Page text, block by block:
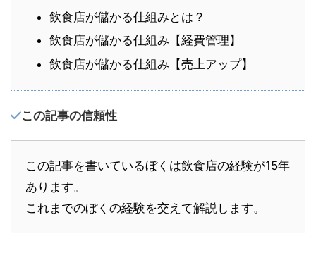
飲食店が儲かる仕組みとは？
飲食店が儲かる仕組み【経費管理】
飲食店が儲かる仕組み【売上アップ】
この記事の信頼性
この記事を書いているぼくは飲食店の経験が15年
あります。
これまでのぼくの経験を交えて解説します。